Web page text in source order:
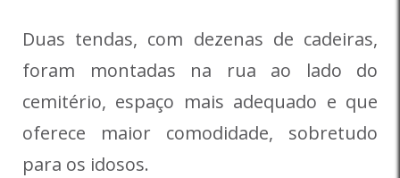
Duas tendas, com dezenas de cadeiras,
foram montadas na rua ao lado do
cemitério, espaço mais adequado e que
oferece maior comodidade, sobretudo
para os idosos.